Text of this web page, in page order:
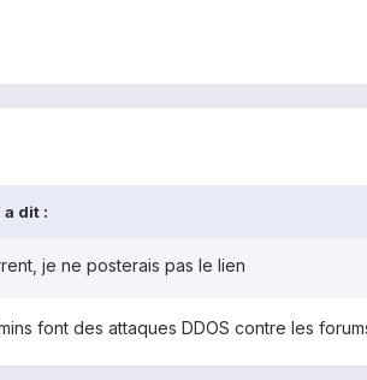
a dit :
je ne posterais pas le lien
font des attaques DDOS contre les